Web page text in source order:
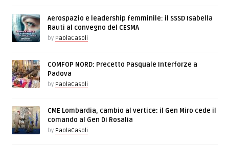
Aerospazio e leadership femminile: il SSSD Isabella
Rauti al convegno del CESMA
by PaolaCasoli
COMFOP NORD: Precetto Pasquale Interforze a
Padova
by PaolaCasoli
CME Lombardia, cambio al vertice: il Gen Miro cede il
comando al Gen Di Rosalia
by PaolaCasoli